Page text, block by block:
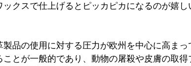
クスで仕上げるとピッカピカになるのが嬉
品の使用に対する圧力が欧州を中心に高まっ
とが一般的であり、動物の屠殺や皮膚の取